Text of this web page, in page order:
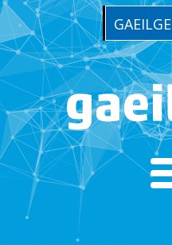
GAEILGE